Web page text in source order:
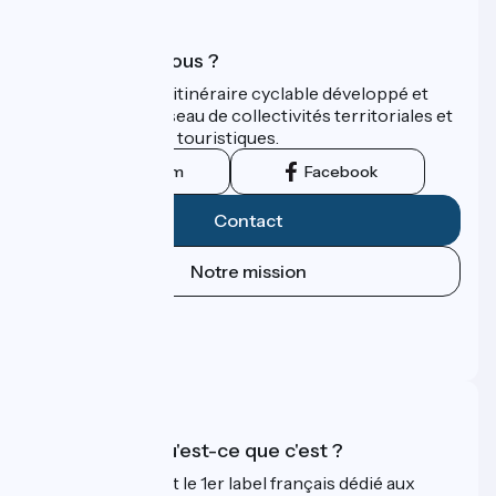
Qui sommes-nous ?
ViaRhôna est un itinéraire cyclable développé et
promu par un réseau de collectivités territoriales et
leurs institutions touristiques.
Instagram Facebook
Contact
Notre mission
Accueil Vélo qu'est-ce que c'est ?
Accueil Vélo c'est le 1er label français dédié aux